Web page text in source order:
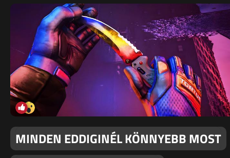
MINDEN EDDIGINÉL KÖNNYEBB MOST